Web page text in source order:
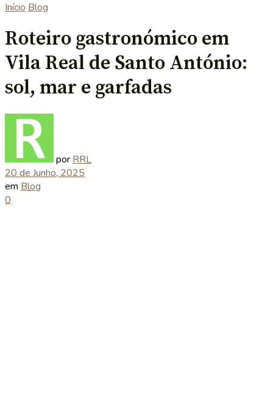
Início Blog
Roteiro gastronómico em
Vila Real de Santo António:
sol, mar e garfadas
por RRL
20 de Junho, 2025
em Blog
0